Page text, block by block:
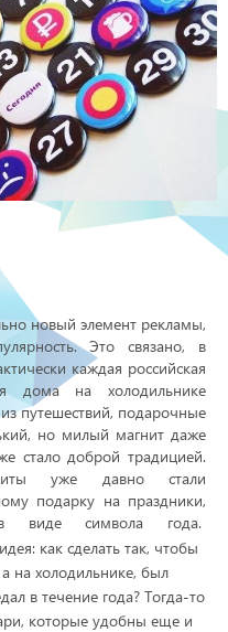
новый элемент рекламы,
Это связано, в
каждая российская
дома на холодильнике
путешествий, подарочные
но милый магнит даже
стало доброй традицией.
уже давно стали
подарку на праздники,
символа года.
как сделать так, чтобы
на холодильнике, был
в течение года? Тогда-то
которые удобны еще и